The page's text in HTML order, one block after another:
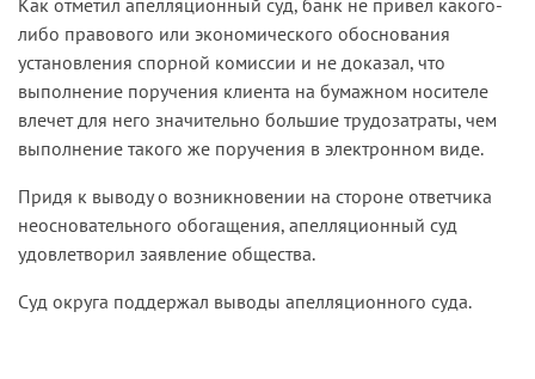
либо правового или экономического обоснования
установления спорной комиссии и не доказал, что
выполнение поручения клиента на бумажном носителе
влечет для него значительно большие трудозатраты, чем
выполнение такого же поручения в электронном виде.
Придя к выводу о возникновении на стороне ответчика
неосновательного обогащения, апелляционный суд
удовлетворил заявление общества.
Суд округа поддержал выводы апелляционного суда.